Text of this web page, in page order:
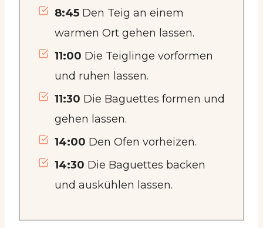
8:45 Den Teig an einem
warmen Ort gehen lassen.
11:00 Die Teiglinge vorformen
und ruhen lassen.
11:30 Die Baguettes formen und
gehen lassen.
14:00 Den Ofen vorheizen.
14:30 Die Baguettes backen
und auskühlen lassen.